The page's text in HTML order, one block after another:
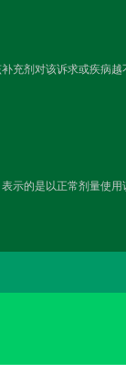
充剂对该诉求或疾病
示的是以正常剂量使